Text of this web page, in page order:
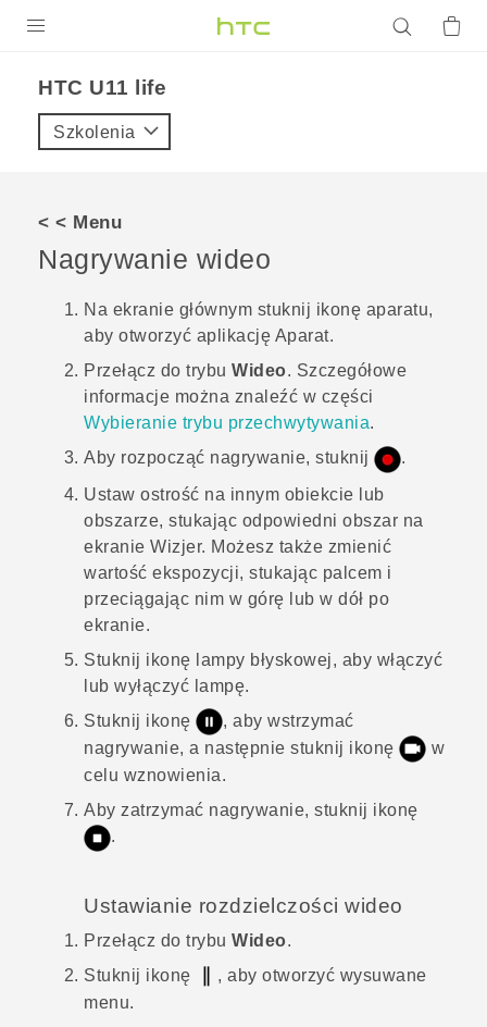
VIVE
POMOC TECHNICZNA
Urządzenia i akcesoria HTC
Zaloguj się
HTC U11 life‎
Szkolenia
< < Menu
Nagrywanie wideo
Na ekranie głównym stuknij ikonę aparatu,
aby otworzyć aplikację Aparat.
Przełącz do trybu Wideo. Szczegółowe
informacje można znaleźć w części
Wybieranie trybu przechwytywania.
Aby rozpocząć nagrywanie, stuknij
.
Ustaw ostrość na innym obiekcie lub
obszarze, stukając odpowiedni obszar na
ekranie Wizjer. Możesz także zmienić
wartość ekspozycji, stukając palcem i
przeciągając nim w górę lub w dół po
ekranie.
Stuknij ikonę lampy błyskowej, aby włączyć
lub wyłączyć lampę.
Stuknij ikonę
, aby wstrzymać
nagrywanie, a następnie stuknij ikonę
w
celu wznowienia.
Aby zatrzymać nagrywanie, stuknij ikonę
.
Ustawianie rozdzielczości wideo
Przełącz do trybu Wideo.
Stuknij ikonę
, aby otworzyć wysuwane
menu.